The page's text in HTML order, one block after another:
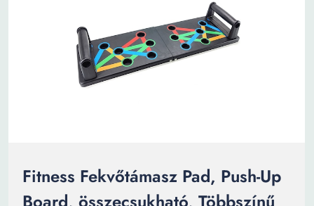
Fitness Fekvőtámasz Pad, Push-Up